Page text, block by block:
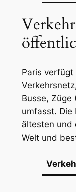
Paris
Busse, Züge
umfasst. Die
ältesten und
Welt und